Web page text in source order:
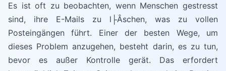
Es ist oft zu beobachten, wenn Menschen gestresst
sind, ihre E-Mails zu l├Âschen, was zu vollen
Posteingängen führt. Einer der besten Wege, um
dieses Problem anzugehen, besteht darin, es zu tun,
bevor es außer Kontrolle gerät. Das erfordert